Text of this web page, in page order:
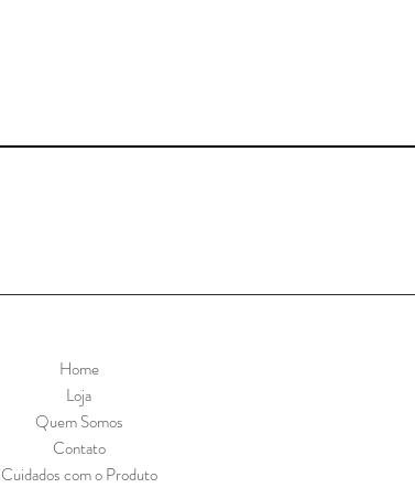
Home
Loja
Quem Somos
Contato
Cuidados com o Produto